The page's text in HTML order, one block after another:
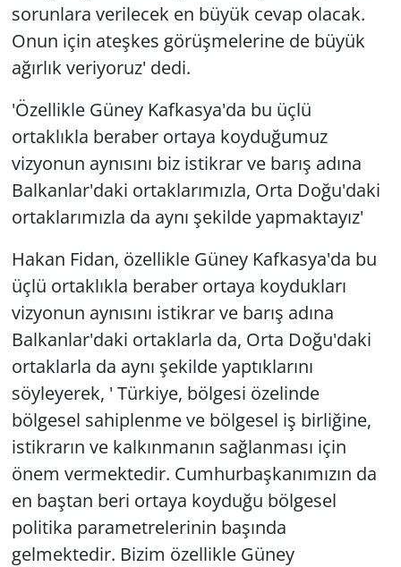
sorunlara verilecek en büyük cevap olacak.
Onun için ateşkes görüşmelerine de büyük
ağırlık veriyoruz' dedi.
'Özellikle Güney Kafkasya'da bu üçlü
ortaklıkla beraber ortaya koyduğumuz
vizyonun aynısını biz istikrar ve barış adına
Balkanlar'daki ortaklarımızla, Orta Doğu'daki
ortaklarımızla da aynı şekilde yapmaktayız'
Hakan Fidan, özellikle Güney Kafkasya'da bu
üçlü ortaklıkla beraber ortaya koydukları
vizyonun aynısını istikrar ve barış adına
Balkanlar'daki ortaklarla da, Orta Doğu'daki
ortaklarla da aynı şekilde yaptıklarını
söyleyerek, ' Türkiye, bölgesi özelinde
bölgesel sahiplenme ve bölgesel iş birliğine,
istikrarın ve kalkınmanın sağlanması için
önem vermektedir. Cumhurbaşkanımızın da
en baştan beri ortaya koyduğu bölgesel
politika parametrelerinin başında
gelmektedir. Bizim özellikle Güney